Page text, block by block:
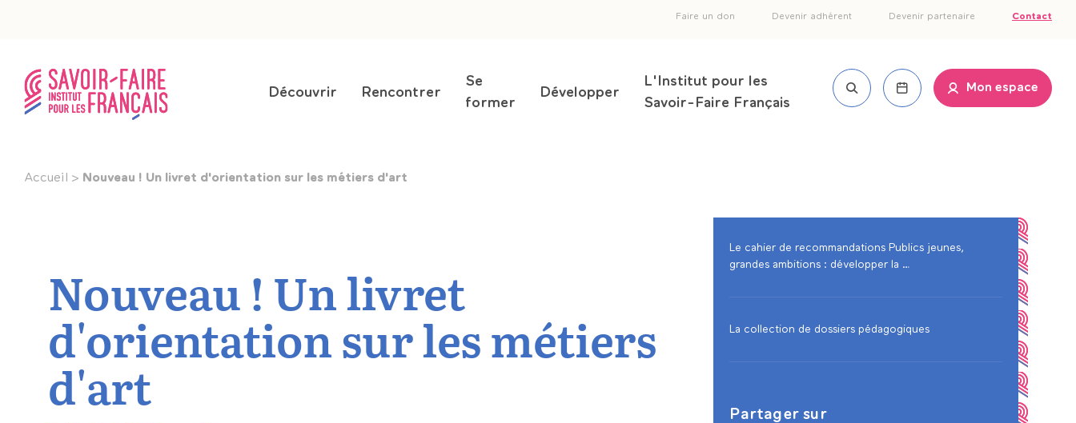
principal
Mon espace
Navigation
principale Découvrir Rencontrer
Se
former
Développer
L'Institut pour les
Savoir-Faire Français
Entête
de
page
Faire un don Devenir adhérent Devenir partenaire Contact
Accueil Nouveau ! Un livret d'orientation sur les métiers d'art
Nouveau ! Un livret
d'orientation sur les métiers
d'art
Le cahier de recommandations Publics jeunes,
grandes ambitions : développer la …
La collection de dossiers pédagogiques
Partager sur